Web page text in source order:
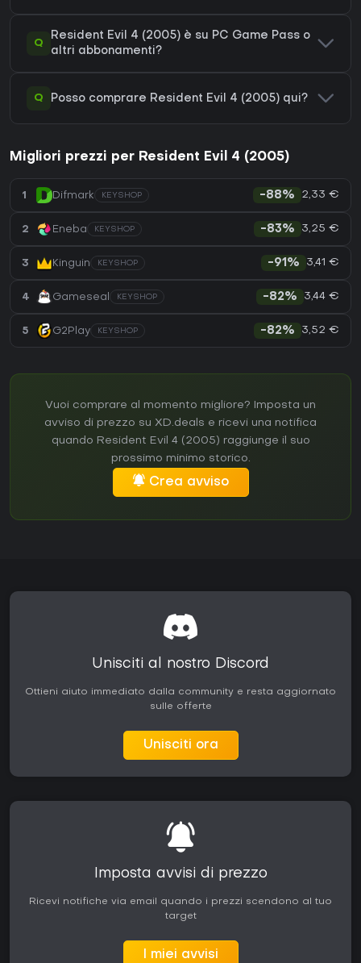
Q
Resident Evil 4 (2005) è su PC Game Pass o
altri abbonamenti?
Q Posso comprare Resident Evil 4 (2005) qui?
Migliori prezzi per Resident Evil 4 (2005)
1 Difmark KEYSHOP -88% 2,33 €
2 Eneba KEYSHOP -83% 3,25 €
3 Kinguin KEYSHOP -91% 3,41 €
4 Gameseal KEYSHOP -82% 3,44 €
5 G2Play KEYSHOP -82% 3,52 €
Vuoi comprare al momento migliore? Imposta un
avviso di prezzo su XD.deals e ricevi una notifica
quando Resident Evil 4 (2005) raggiunge il suo
prossimo minimo storico.
Crea avviso
Unisciti al nostro Discord
Ottieni aiuto immediato dalla community e resta aggiornato
sulle offerte
Unisciti ora
Imposta avvisi di prezzo
Ricevi notifiche via email quando i prezzi scendono al tuo
target
I miei avvisi